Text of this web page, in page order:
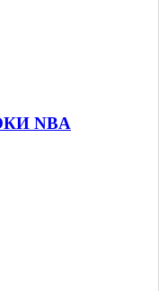
NBA